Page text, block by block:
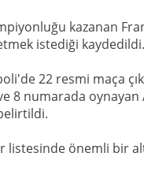
kazanan
istediği kaydedildi.
22 resmi maça
8 numarada oynayan
listesinde önemli bir